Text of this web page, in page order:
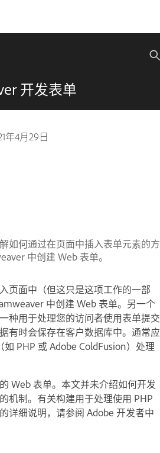
开发表单
年4月29日
如何通过在页面中插入表单元素的方
中创建 Web 表单。
页面中（但这只是这项工作的一部
中创建 Web 表单。另一个
种用于处理您的访问者使用表单提交
有时会保存在客户数据库中。通常应
PHP 或 Adobe ColdFusion）处理
Web 表单。本文并未介绍如何开发
机制。有关构建用于处理使用 PHP
详细说明，请参阅 Adobe 开发者中